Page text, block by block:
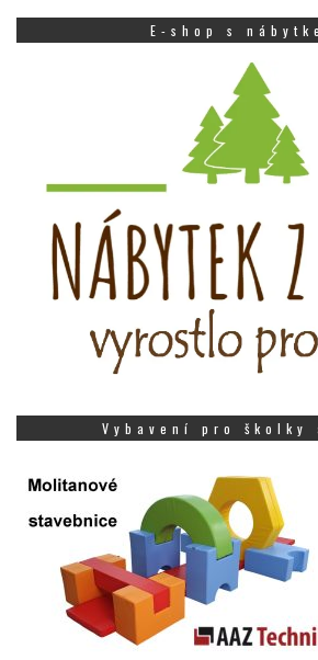
E-shop s
Vybavení pro školky